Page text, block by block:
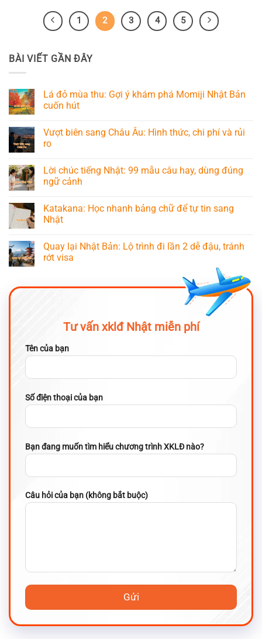
1 2 3 4 5
BÀI VIẾT GẦN ĐÂY
Lá đỏ mùa thu: Gợi ý khám phá Momiji Nhật Bản
cuốn hút
Vượt biên sang Châu Âu: Hình thức, chi phí và rủi
ro
Lời chúc tiếng Nhật: 99 mẫu câu hay, dùng đúng
ngữ cảnh
Katakana: Học nhanh bảng chữ để tự tin sang
Nhật
Quay lại Nhật Bản: Lộ trình đi lần 2 dễ đậu, tránh
rớt visa
Tư vấn xklđ Nhật miễn phí
Tên của bạn
Số điện thoại của bạn
Bạn đang muốn tìm hiểu chương trình XKLĐ nào?
Câu hỏi của bạn (không bắt buộc)